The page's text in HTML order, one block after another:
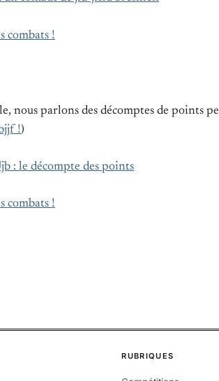
combats !
nous parlons des décomptes de points
!)
: le décompte des points
combats !
RUBRIQUES